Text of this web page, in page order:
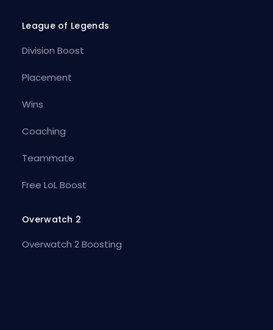
League of Legends
Division Boost
Placement
Wins
Coaching
Teammate
Free LoL Boost
Overwatch 2
Overwatch 2 Boosting